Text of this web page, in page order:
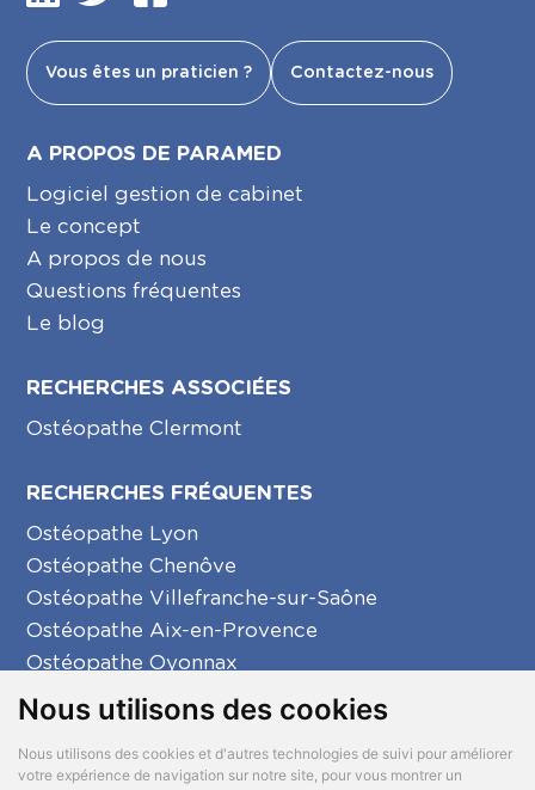
Nous utilisons des cookies
Nous utilisons des cookies et d'autres technologies de suivi pour améliorer
votre expérience de navigation sur notre site, pour vous montrer un
Vous êtes un praticien ? Contactez-nous
A PROPOS DE PARAMED
Logiciel gestion de cabinet
Le concept
A propos de nous
Questions fréquentes
Le blog
RECHERCHES ASSOCIÉES
Ostéopathe Clermont
RECHERCHES FRÉQUENTES
Ostéopathe Lyon
Ostéopathe Chenôve
Ostéopathe Villefranche-sur-Saône
Ostéopathe Aix-en-Provence
Ostéopathe Oyonnax
Ostéopathe Créon
Ostéopathe La Seyne-sur-Mer